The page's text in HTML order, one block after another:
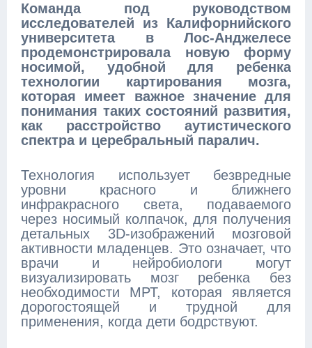
Команда под руководством
исследователей из Калифорнийского
университета в Лос-Анджелесе
продемонстрировала новую форму
носимой, удобной для ребенка
технологии картирования мозга,
которая имеет важное значение для
понимания таких состояний развития,
как расстройство аутистического
спектра и церебральный паралич.
Технология использует безвредные
уровни красного и ближнего
инфракрасного света, подаваемого
через носимый колпачок, для получения
детальных 3D-изображений мозговой
активности младенцев. Это означает, что
врачи и нейробиологи могут
визуализировать мозг ребенка без
необходимости МРТ, которая является
дорогостоящей и трудной для
применения, когда дети бодрствуют.